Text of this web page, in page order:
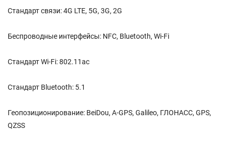
Стандарт связи: 4G LTE, 5G, 3G, 2G
Беспроводные интерфейсы: NFC, Bluetooth, Wi-Fi
Стандарт Wi-Fi: 802.11ac
Стандарт Bluetooth: 5.1
Геопозиционирование: BeiDou, A-GPS, Galileo, ГЛОНАСС, GPS,
QZSS